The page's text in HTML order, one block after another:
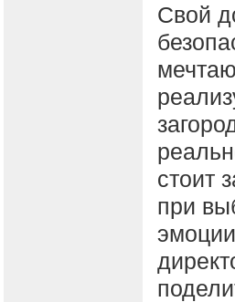
Свой
стоит
при